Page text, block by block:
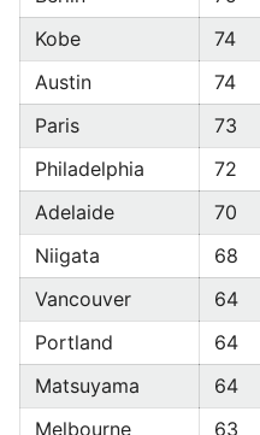
Kobe
74
Austin
74
Paris
73
Philadelphia
72
Adelaide
70
Niigata
68
Vancouver
64
Portland
64
Matsuyama
64
Melbourne
63